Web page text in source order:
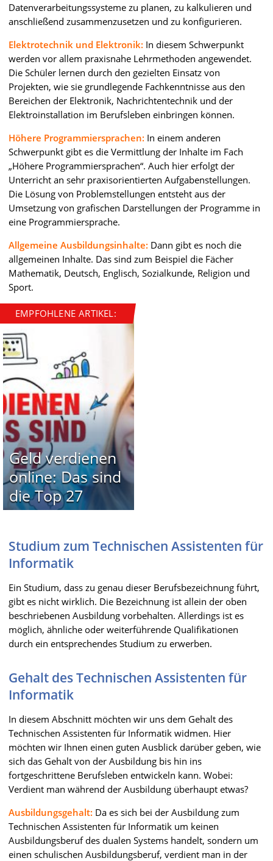
Datenverarbeitungssysteme zu planen, zu kalkulieren und
anschließend zusammenzusetzen und zu konfigurieren.
Elektrotechnik und Elektronik: In diesem Schwerpunkt
werden vor allem praxisnahe Lehrmethoden angewendet.
Die Schüler lernen durch den gezielten Einsatz von
Projekten, wie sie grundlegende Fachkenntnisse aus den
Bereichen der Elektronik, Nachrichtentechnik und der
Elektroinstallation im Berufsleben einbringen können.
Höhere Programmiersprachen: In einem anderen
Schwerpunkt gibt es die Vermittlung der Inhalte im Fach
„Höhere Programmiersprachen“. Auch hier erfolgt der
Unterricht an sehr praxisorientierten Aufgabenstellungen.
Die Lösung von Problemstellungen entsteht aus der
Umsetzung von grafischen Darstellungen der Programme in
eine Programmiersprache.
Allgemeine Ausbildungsinhalte: Dann gibt es noch die
allgemeinen Inhalte. Das sind zum Beispiel die Fächer
Mathematik, Deutsch, Englisch, Sozialkunde, Religion und
Sport.
EMPFOHLENE ARTIKEL:
Geld verdienen
online: Das sind
die Top 27
Studium zum Technischen Assistenten für
Informatik
Ein Studium, dass zu genau dieser Berufsbezeichnung führt,
gibt es nicht wirklich. Die Bezeichnung ist allein der oben
beschriebenen Ausbildung vorbehalten. Allerdings ist es
möglich, ähnliche oder weiterführende Qualifikationen
durch ein entsprechendes Studium zu erwerben.
Gehalt des Technischen Assistenten für
Informatik
In diesem Abschnitt möchten wir uns dem Gehalt des
Technischen Assistenten für Informatik widmen. Hier
möchten wir Ihnen einen guten Ausblick darüber geben, wie
sich das Gehalt von der Ausbildung bis hin ins
fortgeschrittene Berufsleben entwickeln kann. Wobei:
Verdient man während der Ausbildung überhaupt etwas?
Ausbildungsgehalt: Da es sich bei der Ausbildung zum
Technischen Assistenten für Informatik um keinen
Ausbildungsberuf des dualen Systems handelt, sondern um
einen schulischen Ausbildungsberuf, verdient man in der